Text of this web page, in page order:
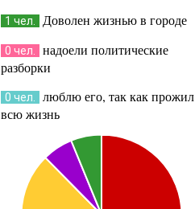
1 чел. Доволен жизнью в городе
0 чел.
надоели политические
разборки
0 чел.
люблю его, так как прожил
всю жизнь